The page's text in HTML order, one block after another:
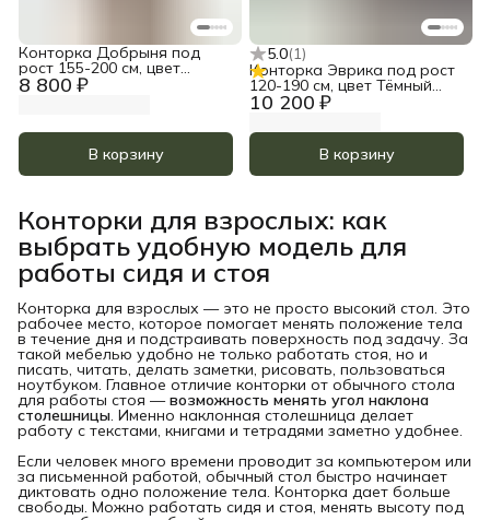
8 800 ₽
Конторка Добрыня под
рост 155-200 см, цвет
Тёмный орех
В корзину
5.0(1)
10 200 ₽
Конторка Эврика под рост
120-190 см, цвет Тёмный
орех
В корзину
Конторки для взрослых: как
выбрать удобную модель для
работы сидя и стоя
Конторка для взрослых — это не просто высокий стол. Это
рабочее место, которое помогает менять положение тела
в течение дня и подстраивать поверхность под задачу. За
такой мебелью удобно не только работать стоя, но и
писать, читать, делать заметки, рисовать, пользоваться
ноутбуком. Главное отличие конторки от обычного стола
для работы стоя —возможность менять угол наклона
столешницы. Именно наклонная столешница делает
работу с текстами, книгами и тетрадями заметно удобнее.
Если человек много времени проводит за компьютером или
за письменной работой, обычный стол быстро начинает
диктовать одно положение тела. Конторка дает больше
свободы. Можно работать сидя и стоя, менять высоту под